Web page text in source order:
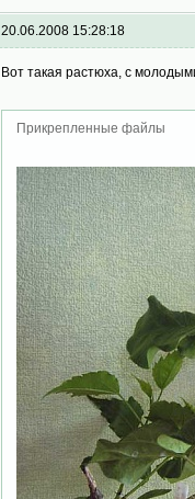
20.06.2008 15:28:18
Вот такая растюха, с
Прикрепленные файлы